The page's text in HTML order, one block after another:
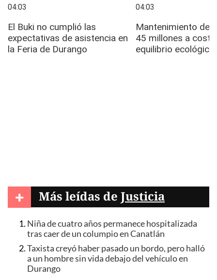
+ Más leídas de Justicia
Niña de cuatro años permanece hospitalizada
tras caer de un columpio en Canatlán
Taxista creyó haber pasado un bordo, pero halló
a un hombre sin vida debajo del vehículo en
Durango